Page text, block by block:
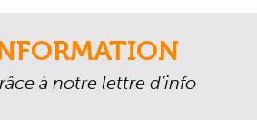
à notre lettre d’info